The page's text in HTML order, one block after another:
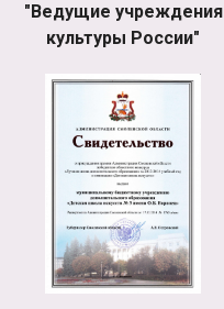
"Ведущие учреждения
культуры России"